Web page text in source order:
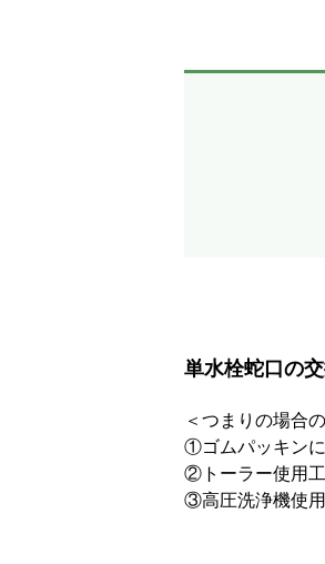
単水栓蛇口の
＜つまりの場合
①ゴムパッキンに
②トーラー使用
③高圧洗浄機使